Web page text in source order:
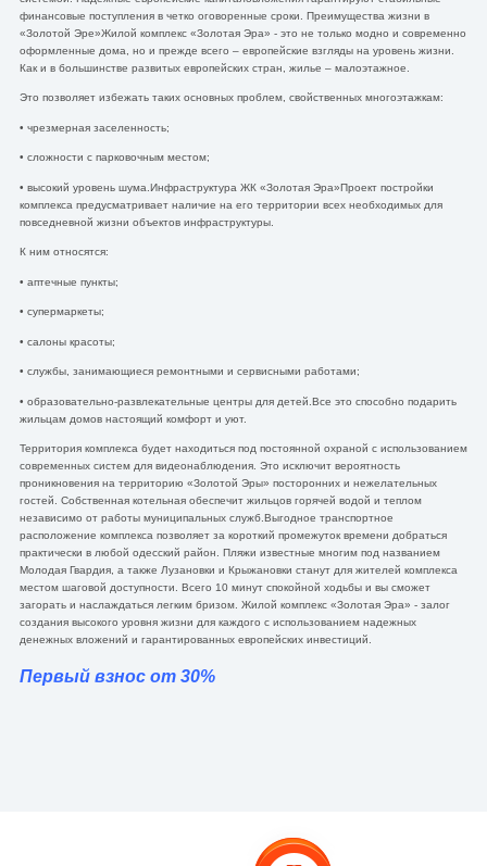
финансовые поступления в четко оговоренные сроки. Преимущества жизни в
«Золотой Эре»Жилой комплекс «Золотая Эра» - это не только модно и современно
оформленные дома, но и прежде всего – европейские взгляды на уровень жизни.
Как и в большинстве развитых европейских стран, жилье – малоэтажное.
Это позволяет избежать таких основных проблем, свойственных многоэтажкам:
• чрезмерная заселенность;
• сложности с парковочным местом;
• высокий уровень шума.Инфраструктура ЖК «Золотая Эра»Проект постройки
комплекса предусматривает наличие на его территории всех необходимых для
повседневной жизни объектов инфраструктуры.
К ним относятся:
• аптечные пункты;
• супермаркеты;
• салоны красоты;
• службы, занимающиеся ремонтными и сервисными работами;
• образовательно-развлекательные центры для детей.Все это способно подарить
жильцам домов настоящий комфорт и уют.
Территория комплекса будет находиться под постоянной охраной с использованием
современных систем для видеонаблюдения. Это исключит вероятность
проникновения на территорию «Золотой Эры» посторонних и нежелательных
гостей. Собственная котельная обеспечит жильцов горячей водой и теплом
независимо от работы муниципальных служб.Выгодное транспортное
расположение комплекса позволяет за короткий промежуток времени добраться
практически в любой одесский район. Пляжи известные многим под названием
Молодая Гвардия, а также Лузановки и Крыжановки станут для жителей комплекса
местом шаговой доступности. Всего 10 минут спокойной ходьбы и вы сможет
загорать и наслаждаться легким бризом. Жилой комплекс «Золотая Эра» - залог
создания высокого уровня жизни для каждого с использованием надежных
денежных вложений и гарантированных европейских инвестиций.
Первый взнос от 30%